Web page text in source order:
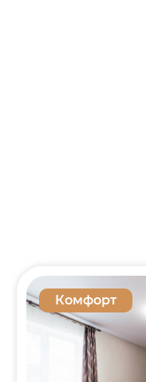
Комфорт